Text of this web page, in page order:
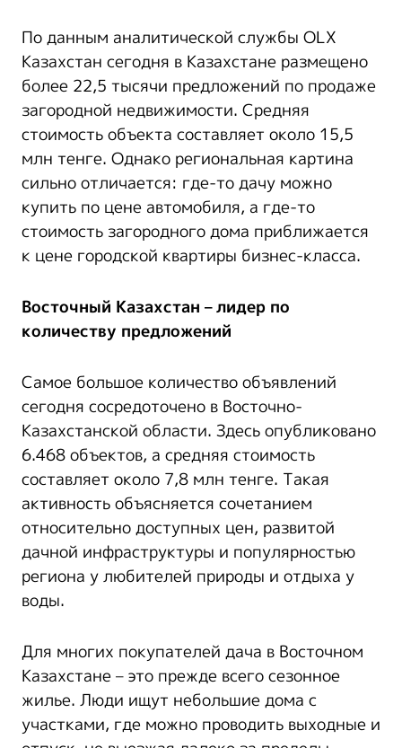
По данным аналитической службы OLX
Казахстан сегодня в Казахстане размещено
более 22,5 тысячи предложений по продаже
загородной недвижимости. Средняя
стоимость объекта составляет около 15,5
млн тенге. Однако региональная картина
сильно отличается: где-то дачу можно
купить по цене автомобиля, а где-то
стоимость загородного дома приближается
к цене городской квартиры бизнес-класса.
Восточный Казахстан – лидер по
количеству предложений
Самое большое количество объявлений
сегодня сосредоточено в Восточно-
Казахстанской области. Здесь опубликовано
6.468 объектов, а средняя стоимость
составляет около 7,8 млн тенге. Такая
активность объясняется сочетанием
относительно доступных цен, развитой
дачной инфраструктуры и популярностью
региона у любителей природы и отдыха у
воды.
Для многих покупателей дача в Восточном
Казахстане – это прежде всего сезонное
жилье. Люди ищут небольшие дома с
участками, где можно проводить выходные и